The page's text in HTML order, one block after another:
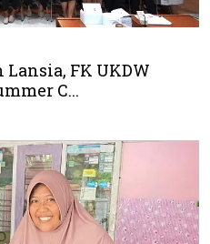
FK UKDW
C...